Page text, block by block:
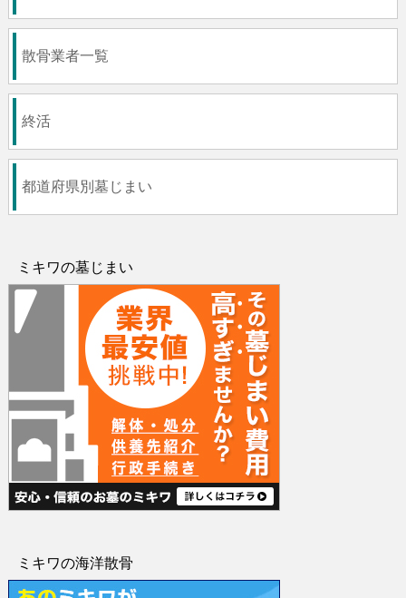
散骨業者一覧
終活
都道府県別墓じまい
ミキワの墓じまい
ミキワの海洋散骨